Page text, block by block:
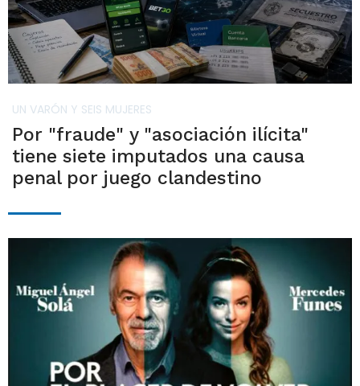
UN VARÓN Y SEIS MUJERES
Por "fraude" y "asociación ilícita"
tiene siete imputados una causa
penal por juego clandestino